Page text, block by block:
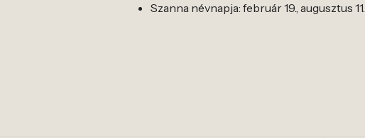
Szanna névnapja: február 19., augusztus 11.